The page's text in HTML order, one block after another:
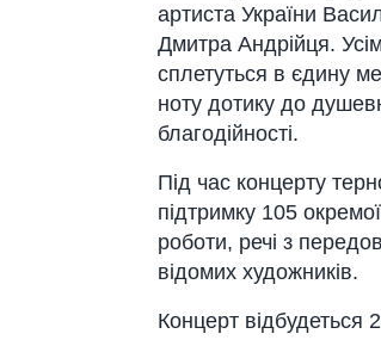
артиста України
Дмитра Андрійця.
сплетуться в єдину
ноту дотику до
благодійності.
Під час концерту
підтримку 105
роботи, речі з
відомих художників.
Концерт відбудеться